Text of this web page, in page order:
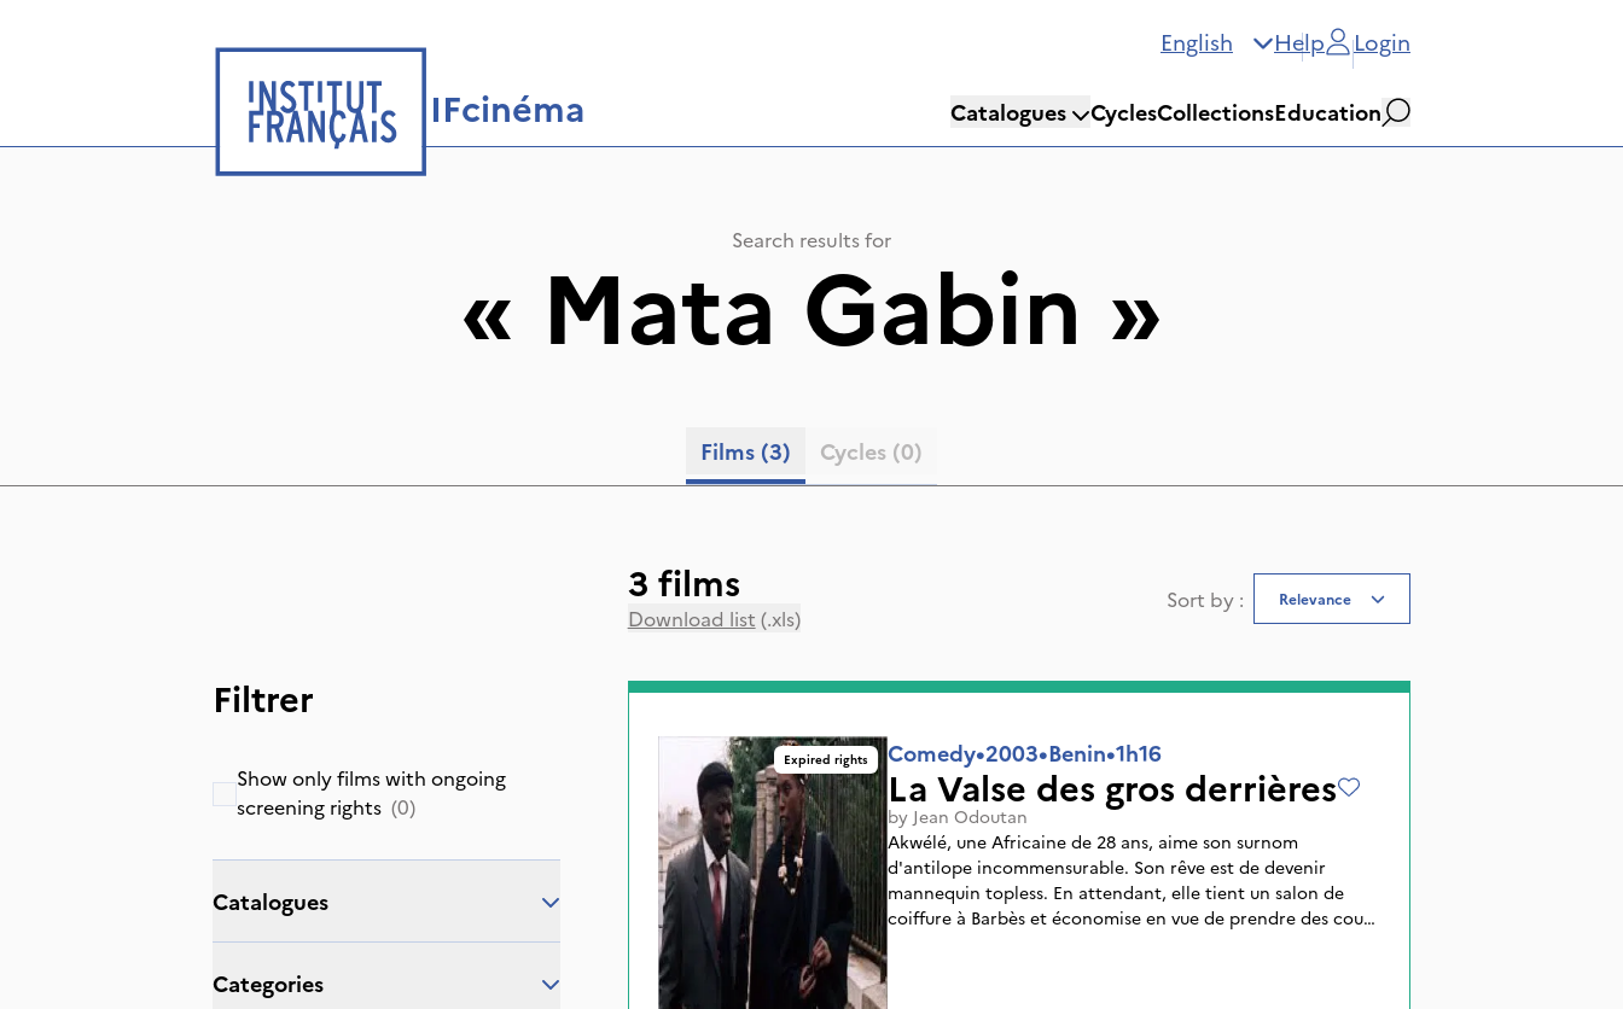
English Help Login
IFcinéma Catalogues CyclesCollectionsEducation
Search
Search results for
« Mata Gabin »
Films (3) Cycles (0)
Filtrer
Show only films with ongoing
screening rights (0)
Catalogues
Categories
3 films
Download list (.xls)
Sort by : Relevance
Expired rights Comedy•2003•Benin•1h16
La Valse des gros derrières
by Jean Odoutan
Akwélé, une Africaine de 28 ans, aime son surnom
d'antilope incommensurable. Son rêve est de devenir
mannequin topless. En attendant, elle tient un salon de
coiffure à Barbès et économise en vue de prendre des cours